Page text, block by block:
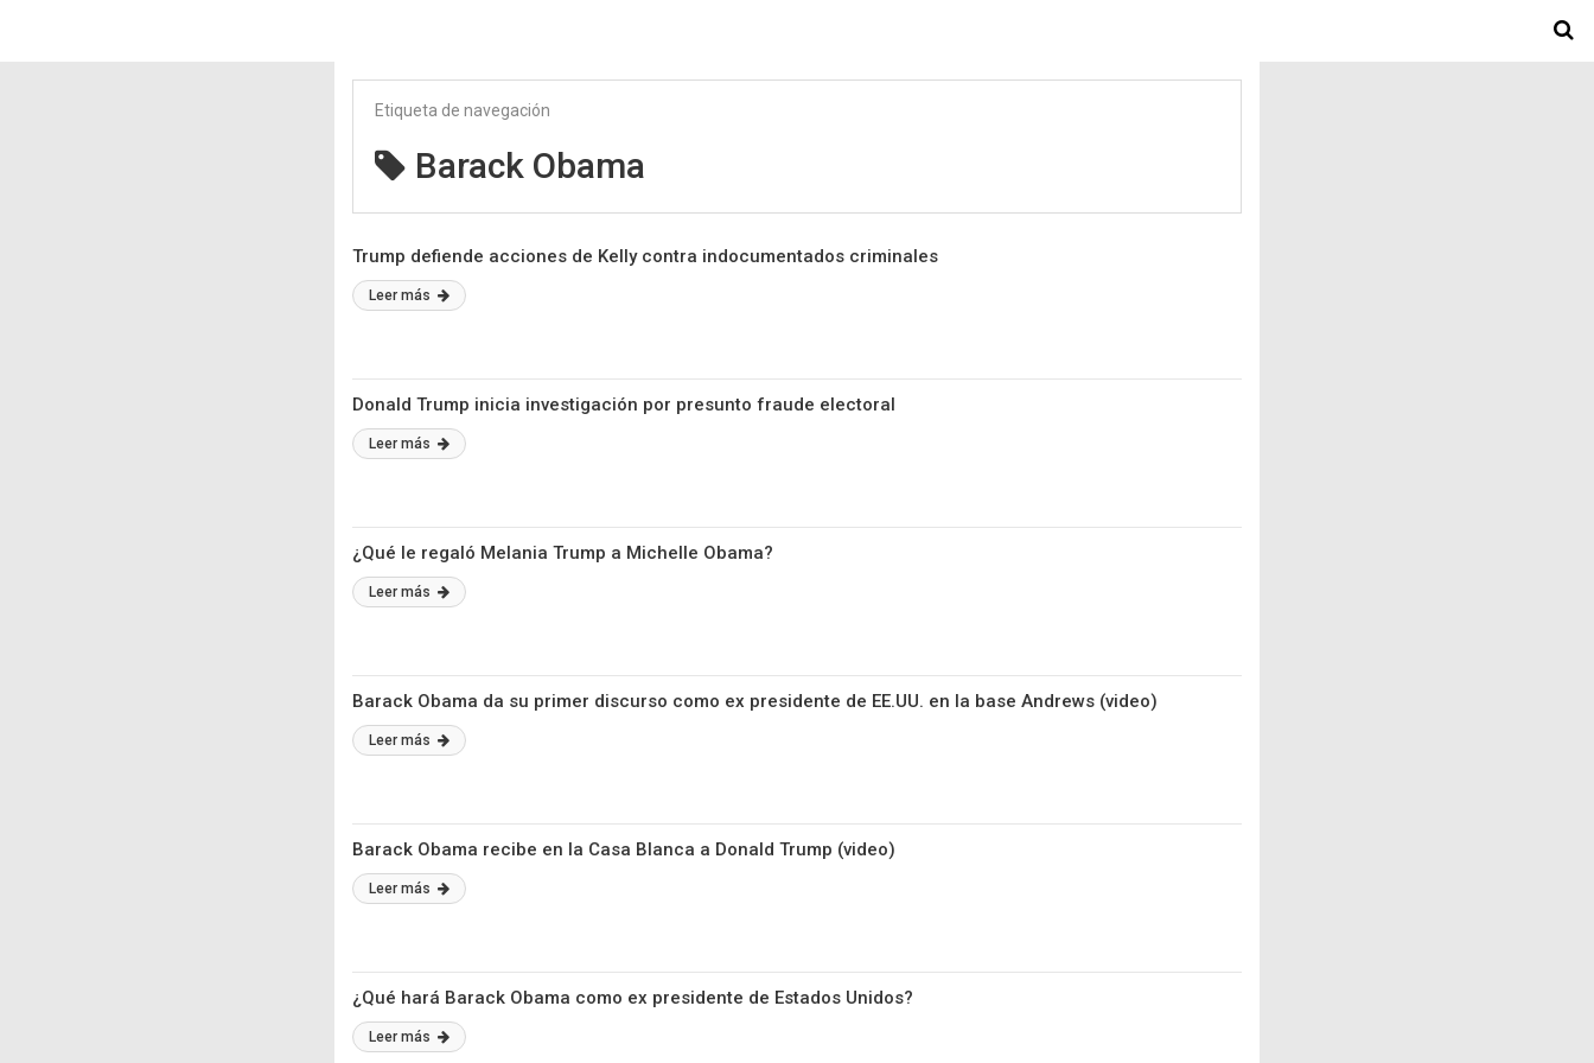
Etiqueta de navegación
Barack Obama
Trump defiende acciones de Kelly contra indocumentados criminales
Leer más
Donald Trump inicia investigación por presunto fraude electoral
Leer más
¿Qué le regaló Melania Trump a Michelle Obama?
Leer más
Barack Obama da su primer discurso como ex presidente de EE.UU. en la base Andrews (video)
Leer más
Barack Obama recibe en la Casa Blanca a Donald Trump (video)
Leer más
¿Qué hará Barack Obama como ex presidente de Estados Unidos?
Leer más